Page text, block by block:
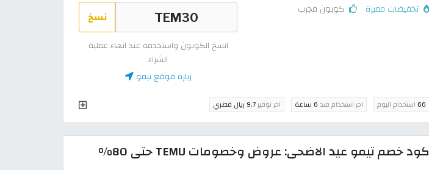
تخفيضات مميزة كوبون مجرب نسخ
انسخ الكوبون واستخدمه عند انهاء عملية
الشراء
زيارة موقع تيمو
66استخدام اليوم اخر استخدام منذ6 ساعة اخر توفير9.7 ريال قطري
كود خصم تيمو عيد الاضحى: عروض وخصومات TEMU حتى 80%